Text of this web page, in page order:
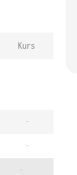
Kurs
-
-
-